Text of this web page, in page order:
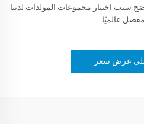
سبب اختيار مجموعات المولدات لدينا
عالميًا.
عرض سعر